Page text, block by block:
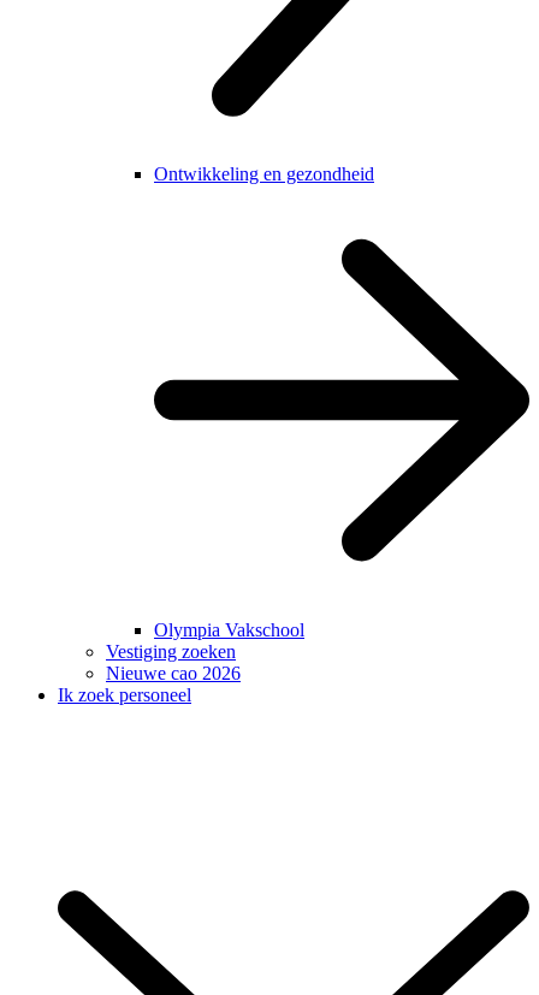
Ontwikkeling en gezondheid
Olympia Vakschool
Vestiging zoeken
Nieuwe cao 2026
Ik zoek personeel